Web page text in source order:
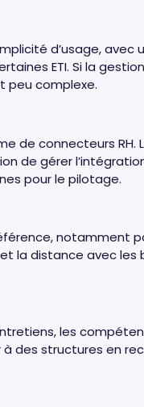
d’usage,
ETI. Si la
peu complexe.
connecteurs RH.
de gérer
pour le pilotage.
notamment
la distance avec
les
des structures en